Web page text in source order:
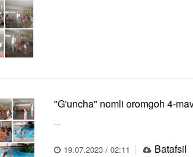
"G'uncha" nomli oromgoh 4-
...
19.07.2023 / 02:11 Batafsil